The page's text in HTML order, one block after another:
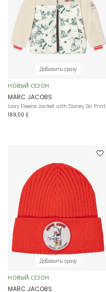
Добавить сразу
НОВЫЙ СЕЗОН
MARC JACOBS
Ivory Fleece Jacket with Disney Ski Print
189,00 £
Добавить сразу
НОВЫЙ СЕЗОН
MARC JACOBS